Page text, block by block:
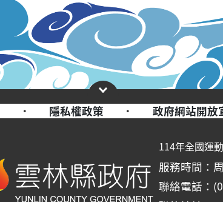
· 隱私權政策 ·
政府網站開放
114年全國運
服務時間：
聯絡電話：